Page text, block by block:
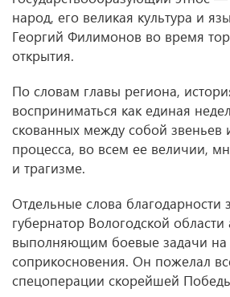
народ, его великая культура и
Георгий Филимонов во время
открытия.
По словам главы региона,
восприниматься как единая
скованных между собой звеньев
процесса, во всем ее величии,
и трагизме.
Отдельные слова благодарности
губернатор Вологодской
выполняющим боевые задачи на
соприкосновения. Он пожелал
спецоперации скорейшей